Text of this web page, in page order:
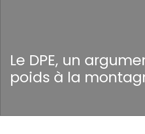
Le DPE, un
poids à la